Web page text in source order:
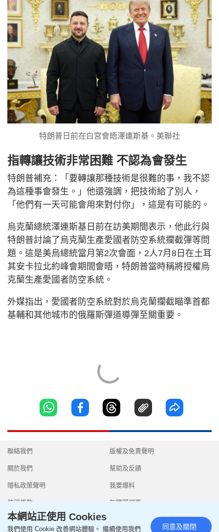
特朗普日前在白宮會晤澤連斯基。美聯社
指轉讓技術非常困難 不認為會發生
特朗普補充：「要轉讓那種技術是很難的事，我不認
為這種事會發生。」他還強調，把技術給了別人，
「他們有一天可能會用來對付你」，這是有可能的。
烏克蘭總統澤連斯基日前在訪美期間表示，他此行與
特朗普討論了烏克蘭生產愛國者防空系統攔截彈等問
題。這是美烏總統當月第2次會面，2人7月8日在土耳
其安卡拉北約峰會期間會晤，特朗普當時稱將授權烏
克蘭生產愛國者防空系統。
外媒指出，愛國者防空系統對於烏克蘭攔截瞄準首都
基輔和其他城市的俄羅斯彈道導彈至關重要。
聯絡我們
關於我們
隱私政策聲明
使用條款
版權及免責聲明
幫助及反饋
我要爆料
無障礙網頁
本網站正使用 Cookies
我們使用 Cookie 改善網站體驗。 繼續使用我們 同意及關閉